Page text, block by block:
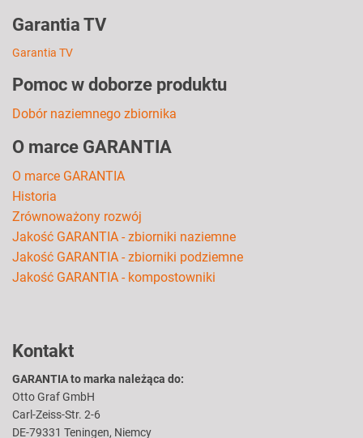
Garantia TV
Garantia TV
Pomoc w doborze produktu
Dobór naziemnego zbiornika
O marce GARANTIA
O marce GARANTIA
Historia
Zrównoważony rozwój
Jakość GARANTIA - zbiorniki naziemne
Jakość GARANTIA - zbiorniki podziemne
Jakość GARANTIA - kompostowniki
Kontakt
GARANTIA to marka należąca do:
Otto Graf GmbH
Carl-Zeiss-Str. 2-6
DE-79331 Teningen, Niemcy